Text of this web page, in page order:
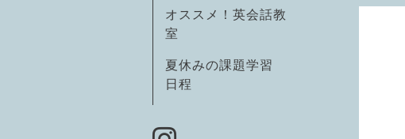
オススメ！英会話教
室
夏休みの課題学習
日程